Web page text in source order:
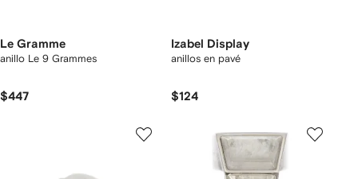
Le Gramme
anillo Le 9 Grammes
$447
Izabel Display
anillos en pavé
$124